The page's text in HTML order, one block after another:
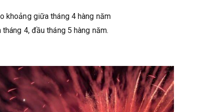
khoảng giữa tháng 4 hàng năm
4, đầu tháng 5 hàng năm.